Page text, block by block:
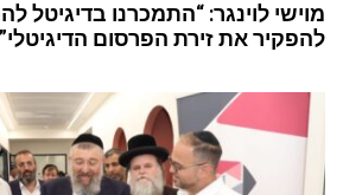
מוישי לוינגר: “התמכרנו בדיגיטל
להפקיר את זירת הפרסום הדיגיטלי”